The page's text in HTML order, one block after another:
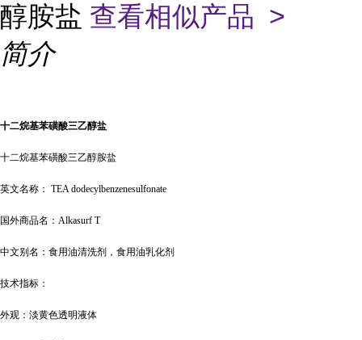
醇胺盐 查看相似产品 >
简介
十二烷基苯磺酸三乙醇盐
十二烷基苯磺酸三乙醇胺盐
英文名称： TEA dodecylbenzenesulfonate
国外商品名： Alkasurf T
中文别名：食用油清洗剂，食用油乳化剂
技术指标：
外观：淡黄色透明液体